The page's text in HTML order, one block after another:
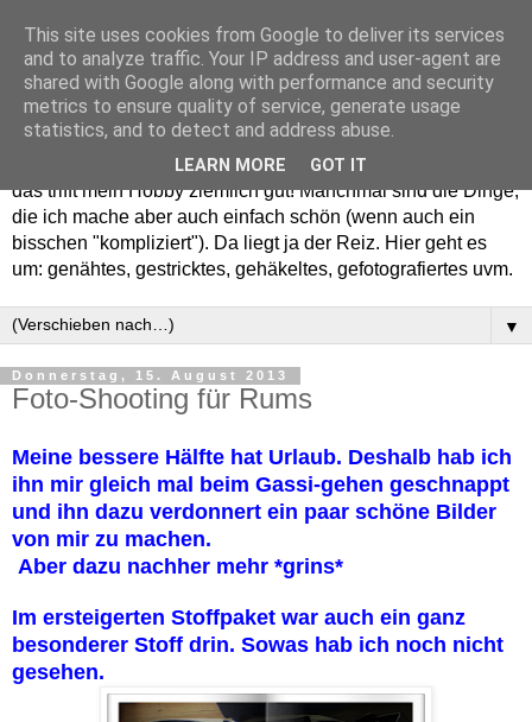
Willkommen in meinem "Wohnzimmer". Einfach und schön -
das trifft mein Hobby ziemlich gut! Manchmal sind die Dinge,
die ich mache aber auch einfach schön (wenn auch ein
bisschen "kompliziert"). Da liegt ja der Reiz. Hier geht es
um: genähtes, gestricktes, gehäkeltes, gefotografiertes uvm.
▼
Donnerstag, 15. August 2013
Foto-Shooting für Rums
Meine bessere Hälfte hat Urlaub. Deshalb hab ich
ihn mir gleich mal beim Gassi-gehen geschnappt
und ihn dazu verdonnert ein paar schöne Bilder
von mir zu machen.
Aber dazu nachher mehr *grins*
Im ersteigerten Stoffpaket war auch ein ganz
besonderer Stoff drin. Sowas hab ich noch nicht
gesehen.
This site uses cookies from Google to deliver its services
and to analyze traffic. Your IP address and user-agent are
shared with Google along with performance and security
metrics to ensure quality of service, generate usage
statistics, and to detect and address abuse.
LEARN MORE GOT IT